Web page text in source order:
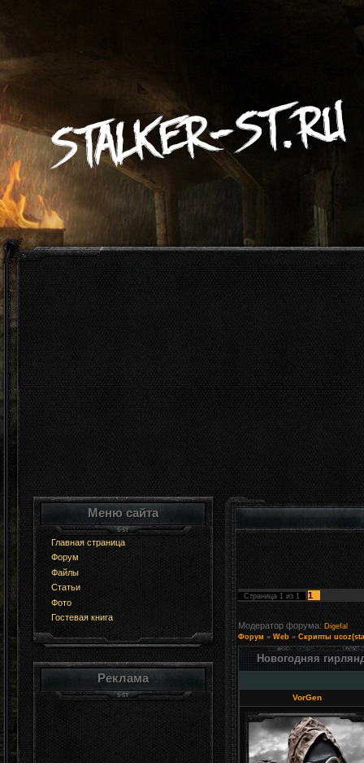
Меню сайта
Главная страница
Форум
Файлы
Статьи
Фото
Гостевая книга
Реклама
Страница 1 из 1 1
Модератор форума: Digefal
Форум » Web » Скрипты
Новогодняя
VorGen